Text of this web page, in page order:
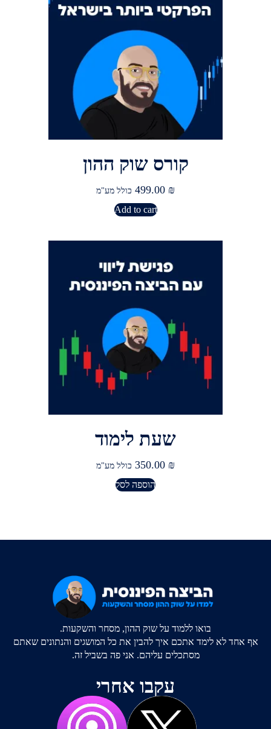
קורס שוק ההון
499.00 ₪ כולל מע"מ
Add to cart
שעת לימוד
350.00 ₪ כולל מע"מ
הוספה לסל
עקבו אחרי
בואו ללמוד על שוק ההון, מסחר והשקעות.
אף אחד לא לימד אתכם איך להבין את כל המושגים והנתונים שאתם
מסתכלים עליהם. אני פה בשביל זה.